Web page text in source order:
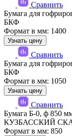
Сравнить
Бумага для
БКФ
Формат в мм: 1400
Узнать цену
Сравнить
Бумага для
БКФ
Формат в мм: 1050
Узнать цену
Сравнить
Бумага Б-0, ф 850
КУЗБАССКИЙ
Формат в мм: 850